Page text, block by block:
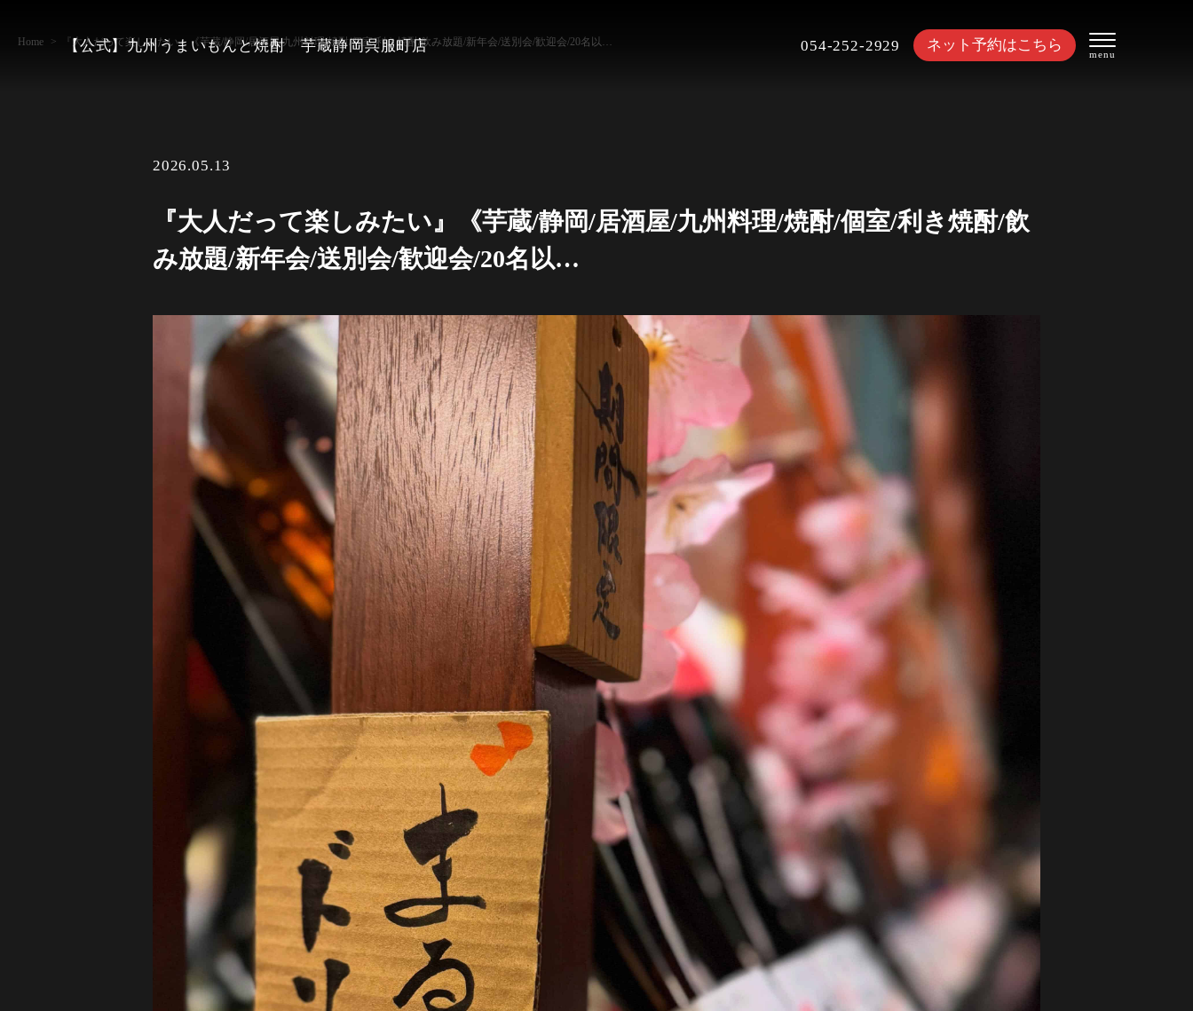
【公式】九州うまいもんと焼酎 芋蔵静岡呉服町店 054-252-2929 ネット予約はこちら
Home 『大人だって楽しみたい』《芋蔵/静岡/居酒屋/九州料理/焼酎/個室/利き焼酎/飲み放題/新年会/送別会/歓迎会/20名以…
2026.05.13
『大人だって楽しみたい』《芋蔵/静岡/居酒屋/九州料理/焼酎/個室/利き焼酎/飲
み放題/新年会/送別会/歓迎会/20名以…